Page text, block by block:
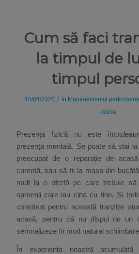
Cum să faci
la timpul de
timpul
15/04/2020 / în Managementul
inside
Prezența fizică nu este
prezența mentală. Se poate să stai
preocupat de o reparație de
curentă, sau să fii la masa din
mult la o ofertă pe care trebuie
oamenii care iau cina cu tine. Și
conștient pentru această tranziție
acasă, pentru că nu dispui de un
semnalizeze în mod natural
În experiența noastră acumulată